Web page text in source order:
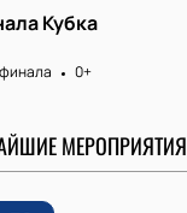
Кубка
0+
МЕРОПРИЯТИЯ